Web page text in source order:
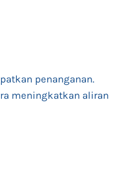
penanganan.
meningkatkan aliran